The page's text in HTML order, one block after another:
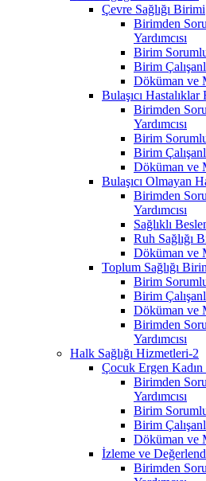
Çevre Sağlığı Birimi
Birimden
Yardımcısı
Birim
Birim
Döküman ve
Bulaşıcı
Birimden
Yardımcısı
Birim
Birim
Döküman ve
Bulaşıcı Olmayan
Birimden
Yardımcısı
Sağlıklı
Ruh Sağlığı
Döküman ve
Toplum Sağlığı
Birim
Birim
Döküman ve
Birimden
Yardımcısı
Halk Sağlığı Hizmetleri-2
Çocuk Ergen Kadın
Birimden
Yardımcısı
Birim
Birim
Döküman ve
İzleme ve
Birimden